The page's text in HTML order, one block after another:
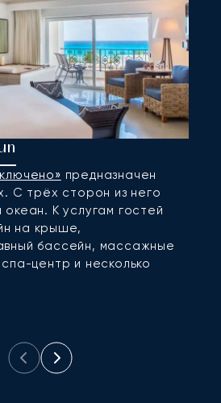
предназначен
С трёх сторон из него
К услугам гостей
на крыше,
бассейн, массажные
центр и несколько